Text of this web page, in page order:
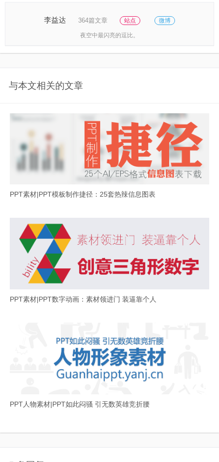
李益达 364篇文章 站点 微博
夜空中最闪亮的逗比。
与本文相关的文章
PPT素材|PPT模板制作捷径：25套热辣信息图表
PPT素材|PPT数字动画：素材领进门 装逼靠个人
PPT人物素材|PPT如此闷骚 引无数英雄竞折腰